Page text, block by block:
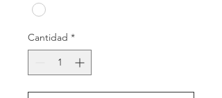
Cantidad *